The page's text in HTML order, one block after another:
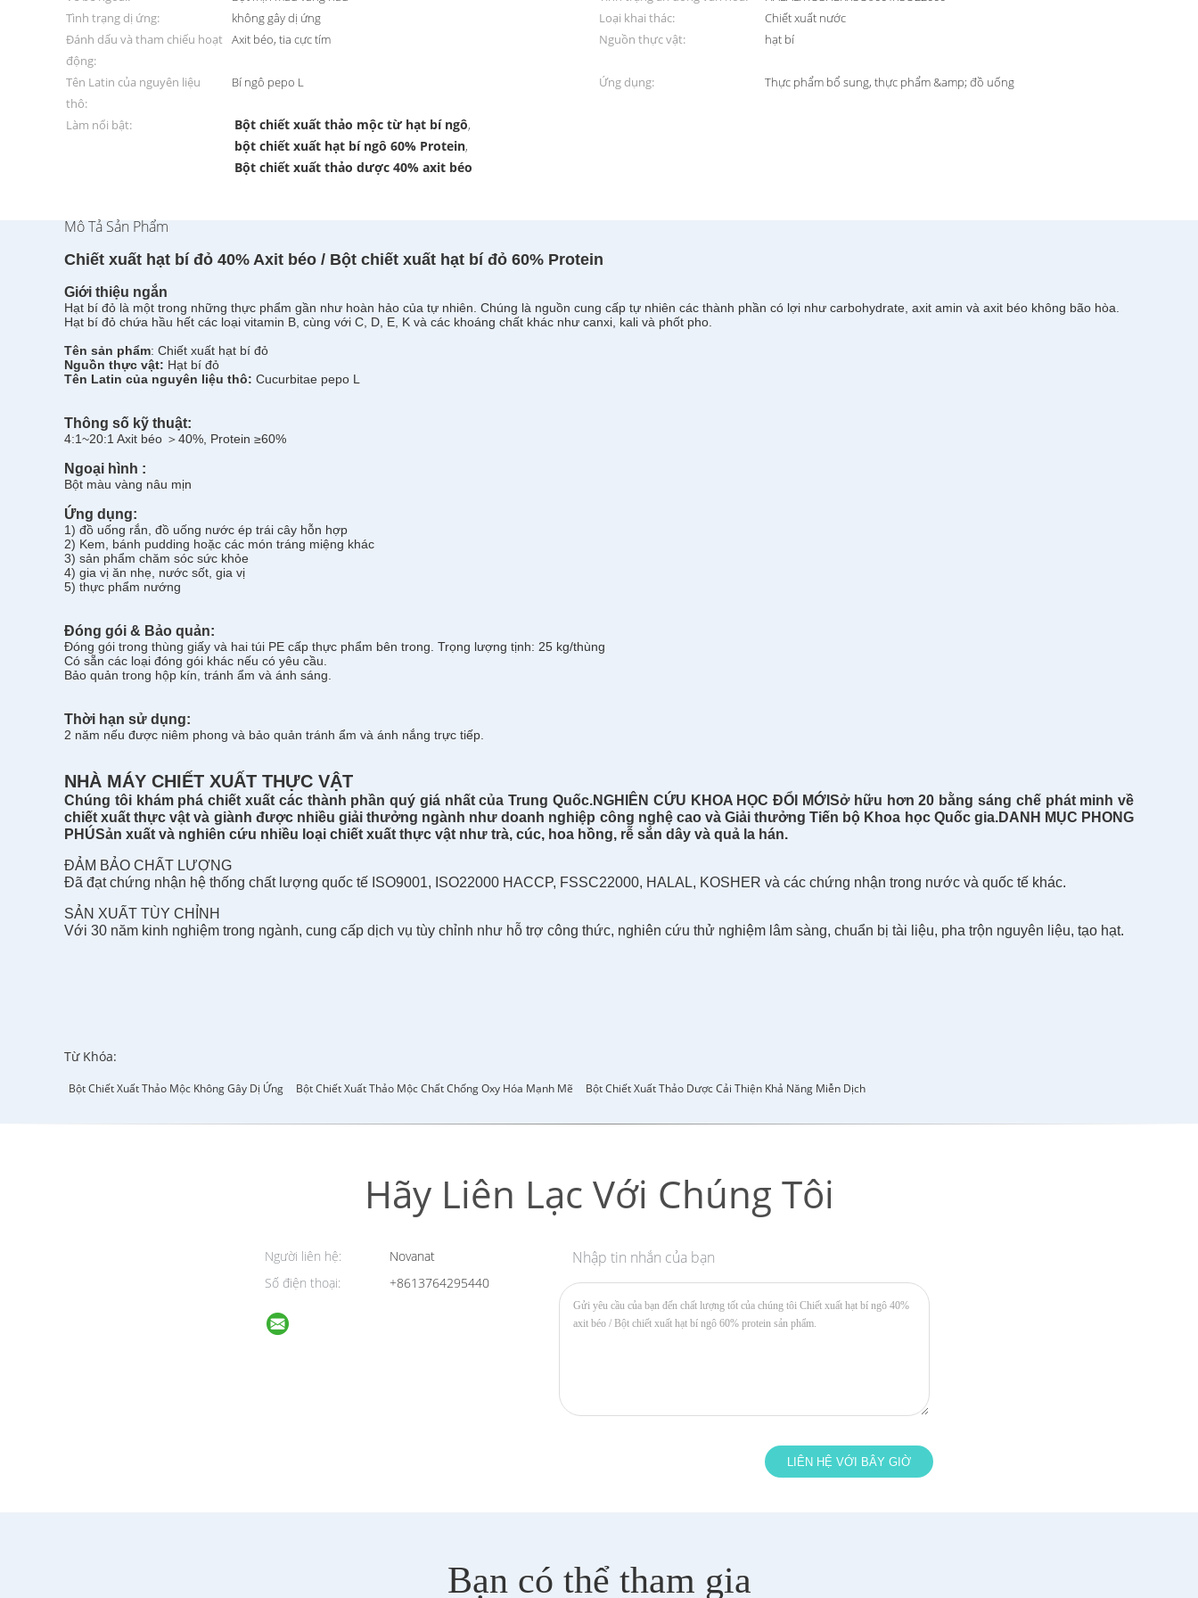
Tình trạng dị ứng:
không gây dị ứng Loại khai thác:
Chiết xuất nước
Đánh dấu và tham chiếu hoạt
động:
Axit béo, tia cực tím Nguồn thực vật: hạt bí
Tên Latin của nguyên liệu
thô:
Bí ngô pepo L Ứng dụng: Thực phẩm bổ sung, thực phẩm &amp; đồ uống
Làm nổi bật: Bột chiết xuất thảo mộc từ hạt bí ngô,
bột chiết xuất hạt bí ngô 60% Protein,
Bột chiết xuất thảo dược 40% axit béo
Mô Tả Sản Phẩm
Chiết xuất hạt bí đỏ 40% Axit béo / Bột chiết xuất hạt bí đỏ 60% Protein
Giới thiệu ngắn
Hạt bí đỏ là một trong những thực phẩm gần như hoàn hảo của tự nhiên. Chúng là nguồn cung cấp tự nhiên các thành phần có lợi như carbohydrate, axit amin và axit béo không bão hòa.
Hạt bí đỏ chứa hầu hết các loại vitamin B, cùng với C, D, E, K và các khoáng chất khác như canxi, kali và phốt pho.
Tên sản phẩm: Chiết xuất hạt bí đỏ
Nguồn thực vật: Hạt bí đỏ
Tên Latin của nguyên liệu thô: Cucurbitae pepo L
Thông số kỹ thuật:
4:1~20:1 Axit béo ＞40%, Protein ≥60%
Ngoại hình :
Bột màu vàng nâu mịn
Ứng dụng:
1) đồ uống rắn, đồ uống nước ép trái cây hỗn hợp
2) Kem, bánh pudding hoặc các món tráng miệng khác
3) sản phẩm chăm sóc sức khỏe
4) gia vị ăn nhẹ, nước sốt, gia vị
5) thực phẩm nướng
Đóng gói & Bảo quản:
Đóng gói trong thùng giấy và hai túi PE cấp thực phẩm bên trong. Trọng lượng tịnh: 25 kg/thùng
Có sẵn các loại đóng gói khác nếu có yêu cầu.
Bảo quản trong hộp kín, tránh ẩm và ánh sáng.
Thời hạn sử dụng:
2 năm nếu được niêm phong và bảo quản tránh ẩm và ánh nắng trực tiếp.
NHÀ MÁY CHIẾT XUẤT THỰC VẬT
Chúng tôi khám pháchiết xuất các thành phầnquý giá nhấtcủaTrung Quốc.NGHIÊN CỨU KHOA HỌC ĐỔI MỚISở hữu hơn 20 bằng sáng chế phát minh về
chiết xuất thực vật và giành được nhiều giải thưởng ngành như doanh nghiệp công nghệ cao và Giải thưởng Tiến bộ Khoa học Quốc gia.DANH MỤC PHONG
PHÚSản xuất và nghiên cứu nhiều loại chiết xuất thực vật như trà, cúc, hoa hồng, rễ sắn dây và quả la hán.
ĐẢM BẢO CHẤT LƯỢNG
Đã đạt chứng nhận hệ thống chất lượng quốc tế ISO9001, ISO22000 HACCP, FSSC22000, HALAL, KOSHER và các chứng nhận trong nước và quốc tế khác.
SẢN XUẤT TÙY CHỈNH
Với 30 năm kinh nghiệm trong ngành, cung cấp dịch vụ tùy chỉnh như hỗ trợ công thức, nghiên cứu thử nghiệm lâm sàng, chuẩn bị tài liệu, pha trộn nguyên liệu, tạo hạt.
Từ Khóa:
Bột Chiết Xuất Thảo Mộc Không Gây Dị Ứng Bột Chiết Xuất Thảo Mộc Chất Chống Oxy Hóa Mạnh Mẽ Bột Chiết Xuất Thảo Dược Cải Thiện Khả Năng Miễn Dịch
Hãy Liên Lạc Với Chúng Tôi
Người liên hệ:
Novanat
Số điện thoại:
+8613764295440
Nhập tin nhắn của bạn
Bạn có thể tham gia